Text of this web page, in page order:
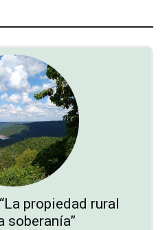
propiedad rural
soberanía”